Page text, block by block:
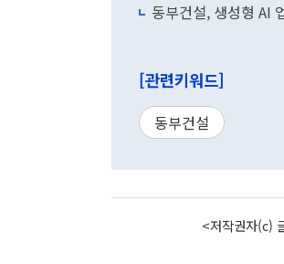
동부건설, 생성형 AI
[관련키워드]
동부건설
<저작권자(c)